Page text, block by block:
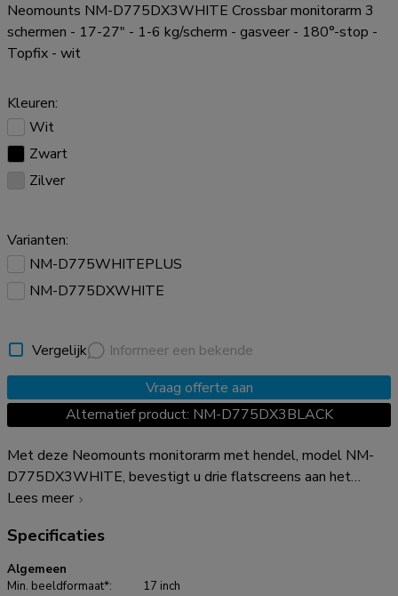
Neomounts NM-D775DX3WHITE Crossbar monitorarm 3
schermen - 17-27" - 1-6 kg/scherm - gasveer - 180°-stop -
Topfix - wit
Kleuren:
Wit
Zwart
Zilver
Varianten:
NM-D775WHITEPLUS
NM-D775DXWHITE
Vergelijk
Informeer een bekende
Vraag offerte aan
Alternatief product: NM-D775DX3BLACK
Met deze Neomounts monitorarm met hendel, model NM-
D775DX3WHITE, bevestigt u drie flatscreens aan het
bureau via een bureauklem. Door gebruik te maken van een
uw monitor. De monitorarm is eenvoudig in hoogte en diepte
te verstellen. Tevens kunt u het scherm kantelen, zwenken
en roteren. Hierdoor creëert u de ideale ergonomische
Lees meer
Specificaties
Algemeen
Min. beeldformaat*:
17 inch